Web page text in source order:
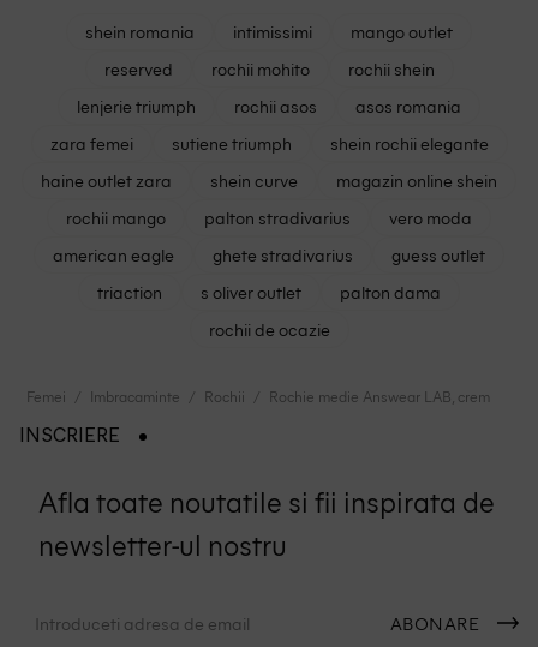
shein romania intimissimi
mango outlet
reserved
rochii mohito
rochii shein
lenjerie triumph
rochii asos
asos romania
zara femei
sutiene triumph
shein rochii elegante
haine outlet zara
shein curve
magazin online shein
rochii mango
palton stradivarius
vero moda
american eagle
ghete stradivarius
guess outlet
triaction
s oliver outlet
palton dama
rochii de ocazie
Femei Imbracaminte Rochii Rochie medie Answear LAB, crem
INSCRIERE
Afla toate noutatile si fii inspirata de
newsletter-ul nostru
ABONARE